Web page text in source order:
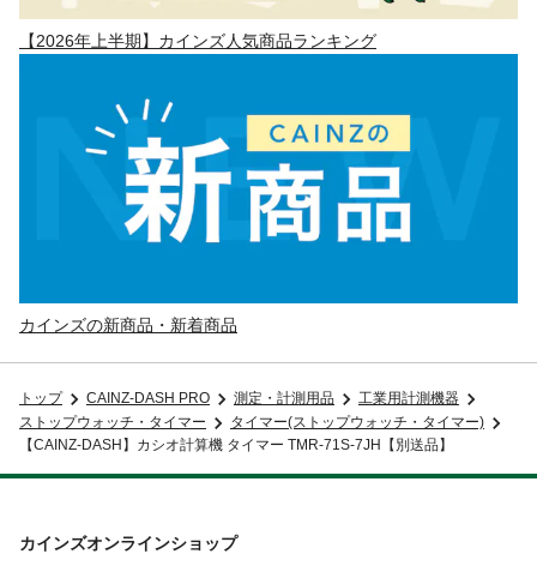
【2026年上半期】カインズ人気商品ランキング
カインズの新商品・新着商品
トップ CAINZ-DASH PRO 測定・計測用品
工業用計測機器
ストップウォッチ・タイマー
タイマー(ストップウォッチ・タイマー)
【CAINZ-DASH】カシオ計算機 タイマー TMR-71S-7JH【別送品】
カインズオンラインショップ